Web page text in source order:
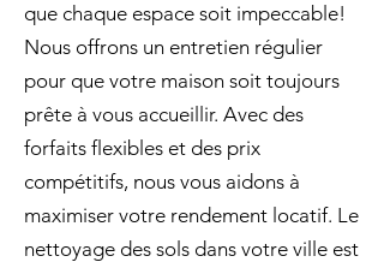
que chaque espace soit impeccable!
Nous offrons un entretien régulier
pour que votre maison soit toujours
prête à vous accueillir. Avec des
forfaits flexibles et des prix
compétitifs, nous vous aidons à
maximiser votre rendement locatif. Le
nettoyage des sols dans votre ville est